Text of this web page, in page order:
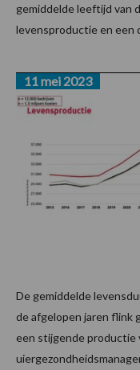
gemiddelde leeftijd van
levensproductie en een
11 mei 2023
De gemiddelde
de afgelopen jaren flink
een stijgende productie